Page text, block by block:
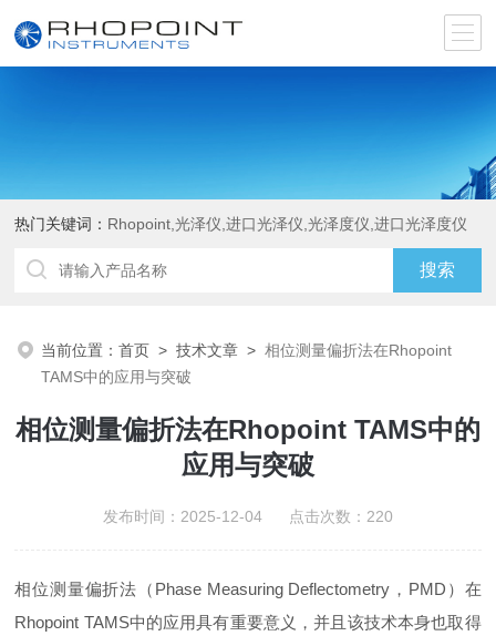
热门关键词： Rhopoint,光泽仪,进口光泽仪,光泽度仪,进口光泽度仪
当前位置：首页 >技术文章 >相位测量偏折法在Rhopoint
TAMS中的应用与突破
相位测量偏折法在Rhopoint TAMS中的
应用与突破
发布时间：2025-12-04 点击次数：220
相位测量偏折法（Phase Measuring Deflectometry，PMD）在
Rhopoint TAMS中的应用具有重要意义，并且该技术本身也取得